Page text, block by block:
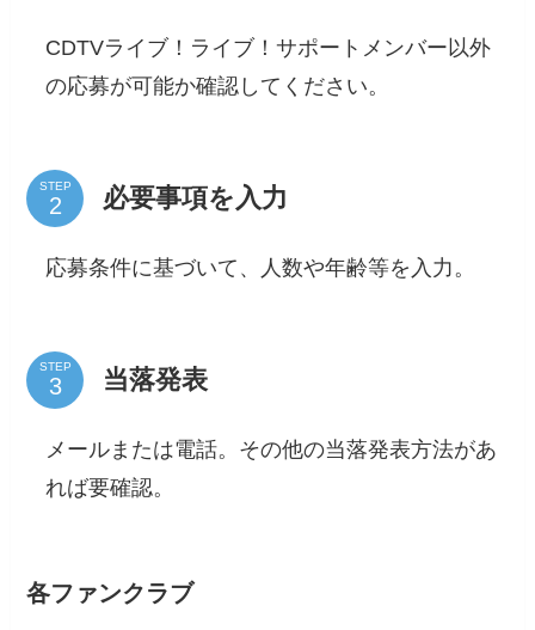
CDTVライブ！ライブ！サポートメンバー以外
の応募が可能か確認してください。
STEP 必要事項を入力
応募条件に基づいて、人数や年齢等を入力。
STEP 当落発表
メールまたは電話。その他の当落発表方法があ
れば要確認。
各ファンクラブ